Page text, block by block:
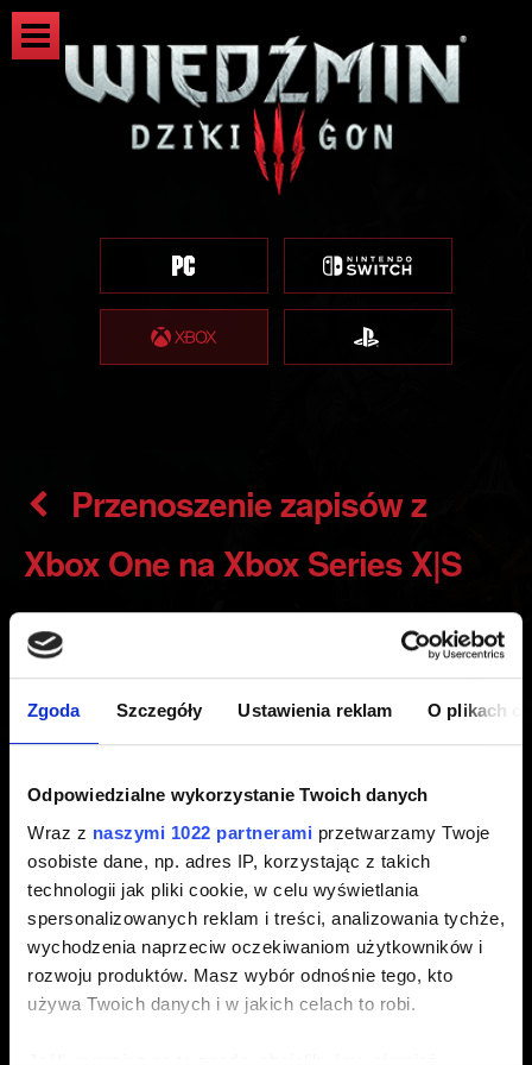
Zgoda Szczegóły Ustawienia reklam O plikach
Odpowiedzialne wykorzystanie Twoich danych
Wraz z naszymi 1022 partnerami przetwarzamy Twoje
osobiste dane, np. adres IP, korzystając z takich
technologii jak pliki cookie, w celu wyświetlania
spersonalizowanych reklam i treści, analizowania tychże,
wychodzenia naprzeciw oczekiwaniom użytkowników i
rozwoju produktów. Masz wybór odnośnie tego, kto
używa Twoich danych i w jakich celach to robi.
Jeśli wyrazisz na to zgodę, chcielibyśmy również:
Przenoszenie zapisów z
Xbox One na Xbox Series X|S
Utworzony 5 lat temu Zaktualizowany 7 miesięcy temu
na konsolach Xbox Series X|S od miejsca, w którym
przerwano grę na Xbox One. Upewnij się, że konsola ma
przesłane do chmury.
Możesz również podłączyć swoje konsole Xbox One oraz
Xbox Series X|S do jednej sieci i skorzystać z opcji
przenoszenia danych.